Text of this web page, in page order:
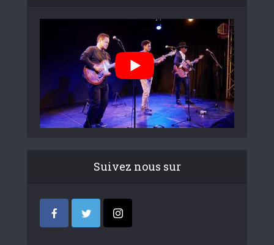
Suivez nous sur